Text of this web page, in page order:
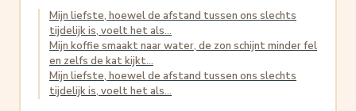
Mijn liefste, hoewel de afstand tussen ons slechts
tijdelijk is, voelt het als...
Mijn koffie smaakt naar water, de zon schijnt minder fel
en zelfs de kat kijkt...
Mijn liefste, hoewel de afstand tussen ons slechts
tijdelijk is, voelt het als...